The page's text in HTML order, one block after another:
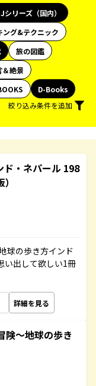
リーズ（国内）
ング&テクニック
旅の図鑑
絶景
D-Books
絞り込み条件を追加
ド・ネパール 198
球の歩き方インド
出して欲しい1冊
詳細を見る
険～地球の歩き